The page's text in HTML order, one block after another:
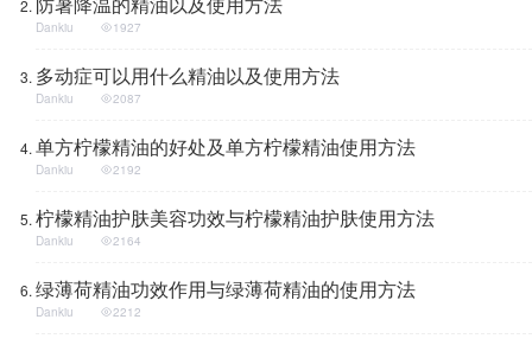
Dankiu 1927
多动症可以用什么精油以及使用方法
Dankiu 2087
单方柠檬精油的好处及单方柠檬精油使用方法
Dankiu 2192
柠檬精油护肤美容功效与柠檬精油护肤使用方法
Dankiu 2164
绿薄荷精油功效作用与绿薄荷精油的使用方法
Dankiu 2212